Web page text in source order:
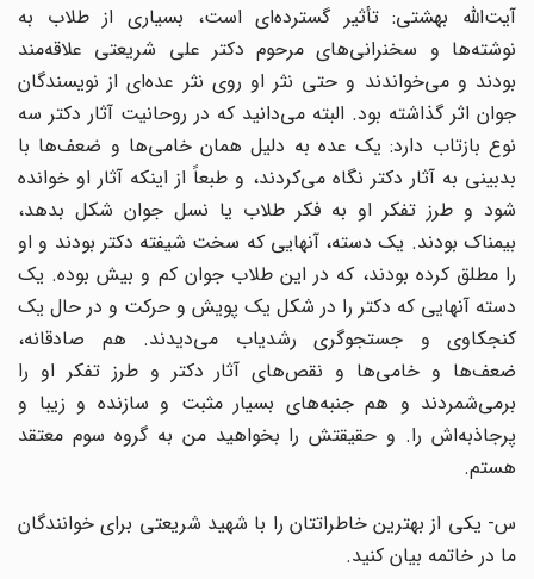
آیت‌الله بهشتی: تأثیر گسترده‌ای است، بسیاری از طلاب به
نوشته‌ها و سخنرانی‌های مرحوم دکتر علی شریعتی علاقه‌مند
بودند و می‌خواندند و حتی نثر او روی نثر عده‌ای از نویسندگان
جوان اثر گذاشته بود. البته می‌دانید که در روحانیت آثار دکتر سه
نوع بازتاب دارد: یک عده به دلیل همان خامی‌ها و ضعف‌ها با
بدبینی به آثار دکتر نگاه می‌کردند، و طبعاً از اینکه آثار او خوانده
شود و طرز تفکر او به فکر طلاب یا نسل جوان شکل بدهد،
بیمناک بودند. یک دسته، آنهایی که سخت شیفته دکتر بودند و او
را مطلق کرده بودند، که در این طلاب جوان کم و بیش بوده. یک
دسته آنهایی که دکتر را در شکل یک پویش و حرکت و در حال یک
کنجکاوی و جستجوگری رشدیاب می‌دیدند. هم صادقانه،
ضعف‌ها و خامی‌ها و نقص‌های آثار دکتر و طرز تفکر او را
برمی‌شمردند و هم جنبه‌های بسیار مثبت و سازنده و زیبا و
پرجاذبه‌اش را. و حقیقتش را بخواهید من به گروه سوم معتقد
هستم.
س- یکی از بهترین خاطراتتان را با شهید شریعتی برای خوانندگان
ما در خاتمه بیان کنید.